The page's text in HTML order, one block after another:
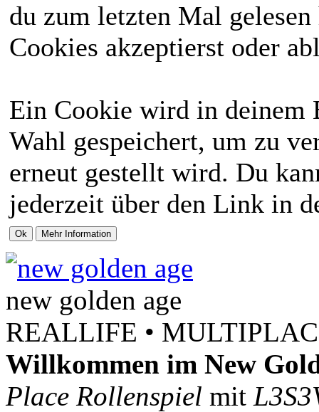
du zum letzten Mal
Cookies akzeptierst oder
Ein Cookie wird in deinem
Wahl gespeichert, um zu
erneut gestellt wird. Du
jederzeit über den Link in
new golden age
REALLIFE •
Willkommen im New
Place Rollenspiel mit